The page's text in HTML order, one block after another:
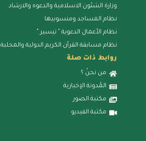
وزارة الشئون الاسلامية والدعوه والارشاد
نظام المساجد ومنسوبيها
نظام الأعمال الدعوية " تيسير "
نظام مسابقة القرآن الكريم الدولية والمحلية
روابط ذات صلة
من نحنُ ؟
المُدونة الإخبارية
مكتبة الصور
مكتبة الفيديو